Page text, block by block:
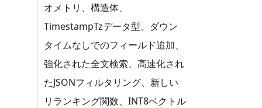
オメトリ、構造体、
TimestampTzデータ型、ダウン
タイムなしでのフィールド追加、
強化された全文検索、高速化され
たJSONフィルタリング、新しい
リランキング関数、INT8ベクトル